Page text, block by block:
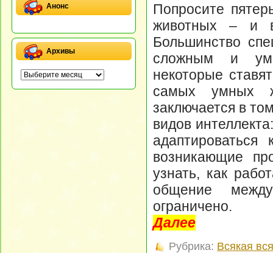
Анонс
Архивы
Попросите
животных – и
Большинство
сложным и
некоторые
самых умных
заключается в
видов
возникающие
узнать, как
общение
ограничено.
Далее
Рубрика: Всякая